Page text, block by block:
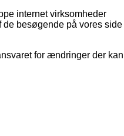
internet virksomheder
de besøgende på vores side
for ændringer der kan